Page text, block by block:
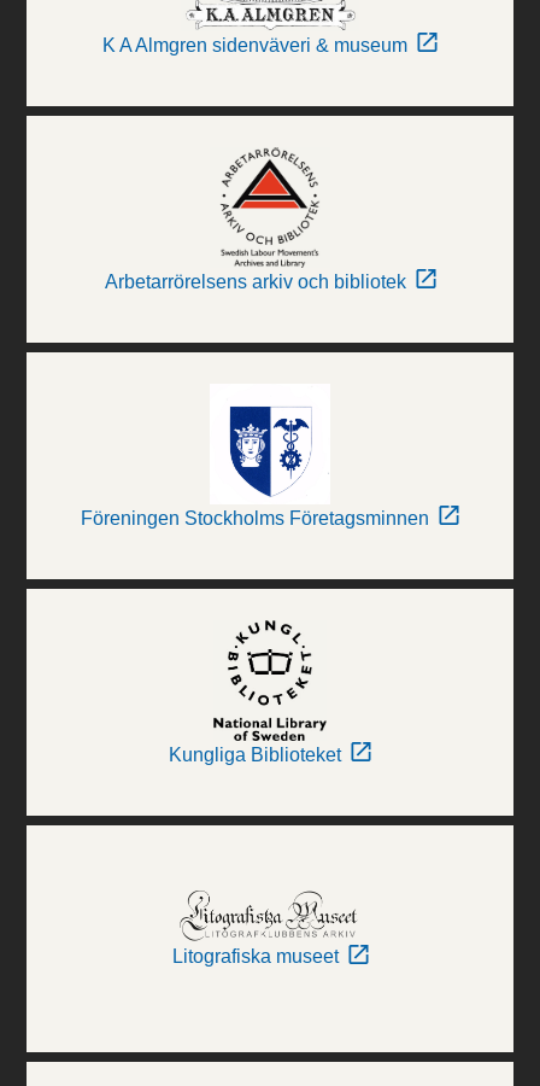
K A Almgren sidenväveri & museum
Arbetarrörelsens arkiv och bibliotek
Föreningen Stockholms Företagsminnen
Kungliga Biblioteket
Litografiska museet